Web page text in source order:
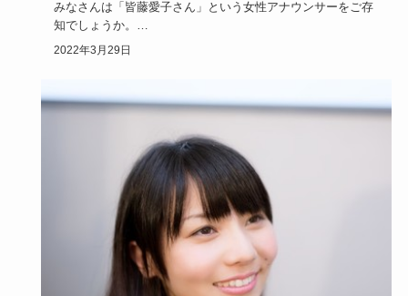
みなさんは「皆藤愛子さん」という女性アナウンサーをご存
知でしょうか。
皆藤愛子さんのメイクや髪型がとてもかわいいと男女と…
2022年3月29日